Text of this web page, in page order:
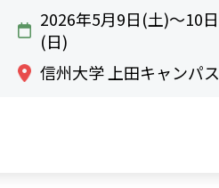
2026年5月9日(土)～10日
(日)
信州大学 上田キャンパス